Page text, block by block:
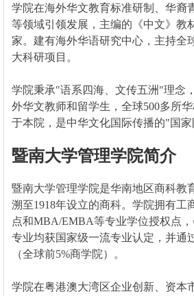
学院在海外华文教育标准研制、华裔
等领域引领发展，主编的《中文》教
家。建有海外华语研究中心，主持全
大科研项目。
学院秉承"语系四海、文传五洲"理念
外华文教师和留学生，全球500多所
于本院，是中华文化国际传播的"国家
暨南大学管理学院简介
暨南大学管理学院是华南地区商科教
溯至1918年设立的商科。学院拥有工
点和MBA/EMBA等专业学位授权点
专业均获国家级一流专业认定，并通
（全球前5%商学院）。
学院在粤港澳大湾区企业创新、资本